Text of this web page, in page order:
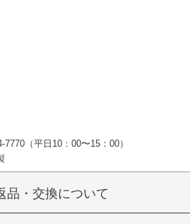
（平日10：00〜15：00）
品・交換について